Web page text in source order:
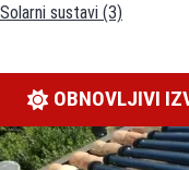
Solarni sustavi (3)
OBNOVLJIVI